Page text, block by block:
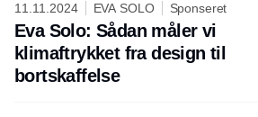
11.11.2024 EVA SOLO Sponseret
Eva Solo: Sådan måler vi
klimaftrykket fra design til
bortskaffelse